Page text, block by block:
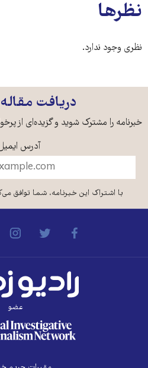
نظرها
نظری وجود ندارد.
دریافت
خبرنامه را مشترک شوید و گزیده‌ای از
آدرس
با اشتراک این خبرنامه، شما توافق
عضو